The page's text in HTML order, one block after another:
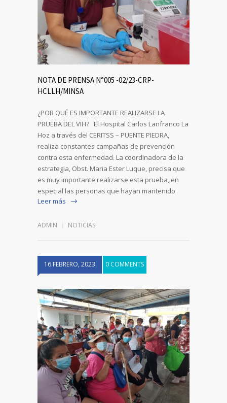
NOTA DE PRENSA N°005 -02/23-CRP-
HCLLH/MINSA
¿POR QUÉ ES IMPORTANTE REALIZARSE LA
PRUEBA DEL VIH? El Hospital Carlos Lanfranco La
Hoz a través del CERITSS – PUENTE PIEDRA,
realiza constantes campañas de prevención
contra esta enfermedad. La coordinadora de la
estrategia, Obst. Maria Ester Luque, precisa que
es muy importante realizarse esta prueba, en
especial las personas que hayan mantenido
Leer más
ADMIN NOTICIAS
16 FEBRERO, 2023 0 COMMENTS